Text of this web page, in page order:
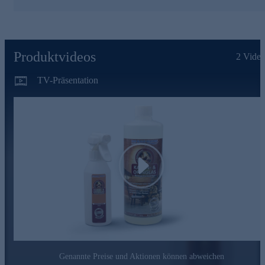
hartnäckigen Verschmutzungen, die die Sicht auf das Feuer
Produkt diese Brennrückstände schnell und kraftvoll und sorgt
wieder für klare Sicht.
schnell und rückstandsfrei
hergestellt in Deutschland
mit aktiver Wirkstoff-Formel (Aktivschaum)
Bestellen Sie gleich hier ganz bequem im Onlineshop.
Produktvideos 2
TV-Präsentation
Play
Genannte Preise und Aktionen können abweichen